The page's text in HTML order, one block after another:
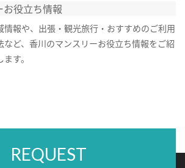
役立ち情報
情報や、出張・観光旅行・おすすめのご利用
など、香川のマンスリーお役立ち情報をご紹
す。
REQUEST